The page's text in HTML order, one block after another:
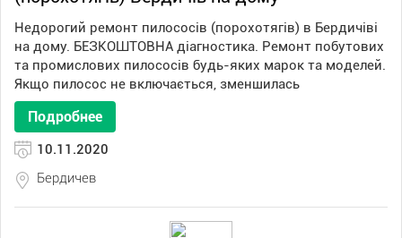
Недорогий ремонт пилососів (порохотягів) в Бердичіві
на дому. БЕЗКОШТОВНА діагностика. Ремонт побутових
та промислових пилососів будь-яких марок та моделей.
Якщо пилосос не включається, зменшилась
Подробнее
10.11.2020
Бердичев